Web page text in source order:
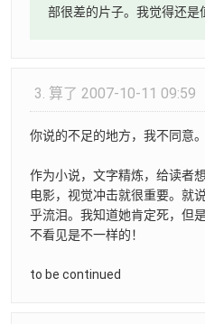
部很差的片子。我觉得还是
3. 算了 2007-10-11 09:59
你说的不足的地方，我不同意。
作为小说，文字精炼，给读者
电影，视觉冲击就很重要。就
乎流泪。我知道她肯定死，但
不看见是不一样的！
to be continued